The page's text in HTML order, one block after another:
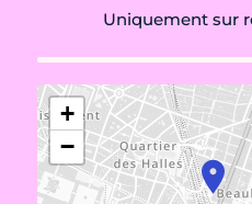
Uniquement sur
+
−